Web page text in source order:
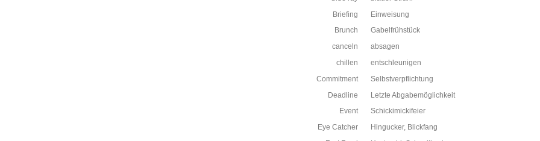
Briefing
Brunch
canceln
chillen
Commitment
Deadline
Event
Eye Catcher
Einweisung
Gabelfrühstück
absagen
entschleunigen
Selbstverpflichtung
Letzte Abgabemöglichkeit
Schickimickifeier
Hingucker, Blickfang